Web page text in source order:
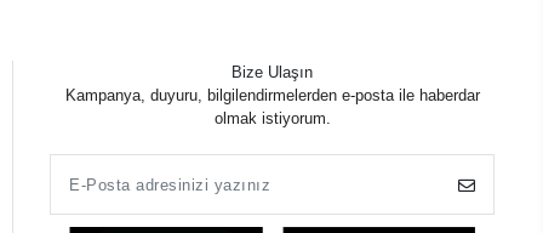
Bize Ulaşın
Kampanya, duyuru, bilgilendirmelerden e-posta ile haberdar
olmak istiyorum.